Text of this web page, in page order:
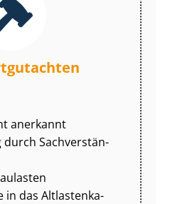
anerkannt
durch Sach­ver­stän­
in das Alt­las­ten­ka­